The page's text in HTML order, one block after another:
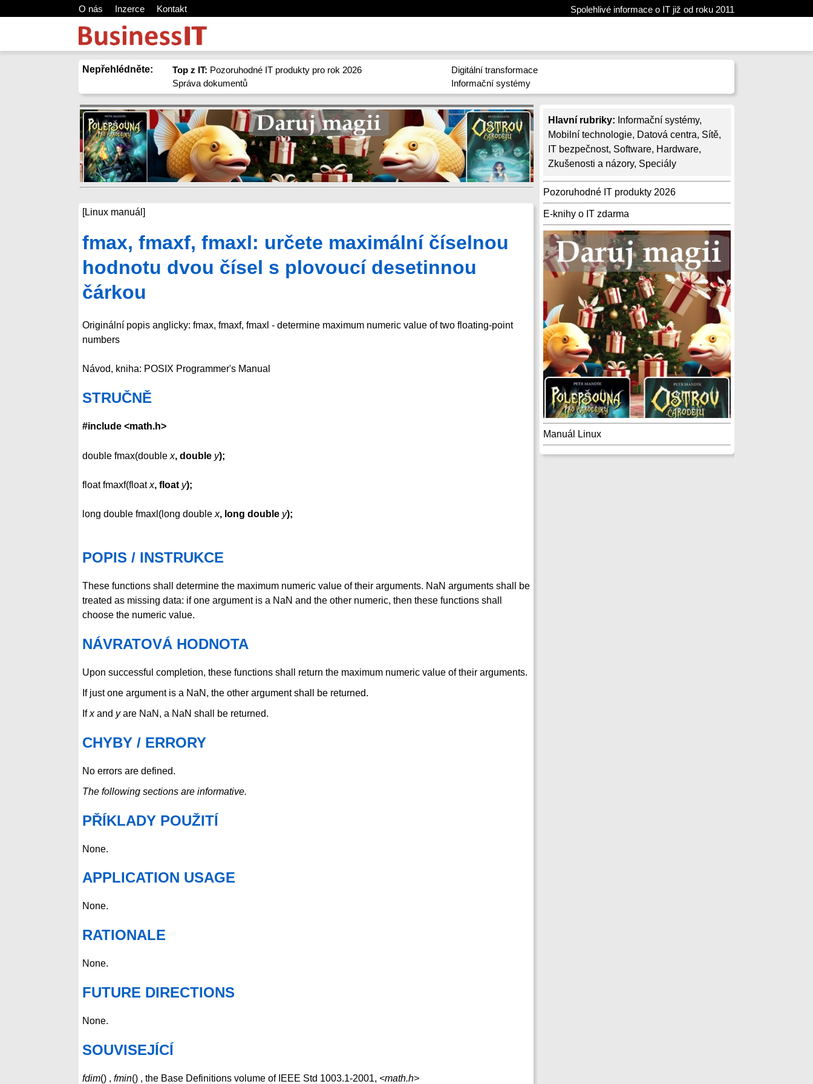
O nás Inzerce Kontakt Spolehlivé informace o IT již od roku 2011
Nepřehlédněte: Top z IT: Pozoruhodné IT produkty pro rok 2026
Správa dokumentů
Digitální transformace
Informační systémy
Hlavní rubriky: Informační systémy,
Mobilní technologie, Datová centra, Sítě,
IT bezpečnost, Software, Hardware,
Zkušenosti a názory, Speciály
Pozoruhodné IT produkty 2026
E-knihy o IT zdarma
Manuál Linux
[Linux manuál]
fmax, fmaxf, fmaxl: určete maximální číselnou
hodnotu dvou čísel s plovoucí desetinnou
čárkou
Originální popis anglicky: fmax, fmaxf, fmaxl - determine maximum numeric value of two floating-point
numbers
Návod, kniha: POSIX Programmer's Manual
STRUČNĚ
#include <math.h>
double fmax(double x, double y);
float fmaxf(floatx, float y);
long double fmaxl(long double x, long double y);
POPIS / INSTRUKCE
These functions shall determine the maximum numeric value of their arguments. NaN arguments shall be
treated as missing data: if one argument is a NaN and the other numeric, then these functions shall
choose the numeric value.
NÁVRATOVÁ HODNOTA
Upon successful completion, these functions shall return the maximum numeric value of their arguments.
If just one argument is a NaN, the other argument shall be returned.
Ifxand yare NaN, a NaN shall be returned.
CHYBY / ERRORY
No errors are defined.
The following sections are informative.
PŘÍKLADY POUŽITÍ
None.
APPLICATION USAGE
None.
RATIONALE
None.
FUTURE DIRECTIONS
None.
SOUVISEJÍCÍ
fdim() , fmin() , the Base Definitions volume of IEEE Std 1003.1-2001, <math.h>